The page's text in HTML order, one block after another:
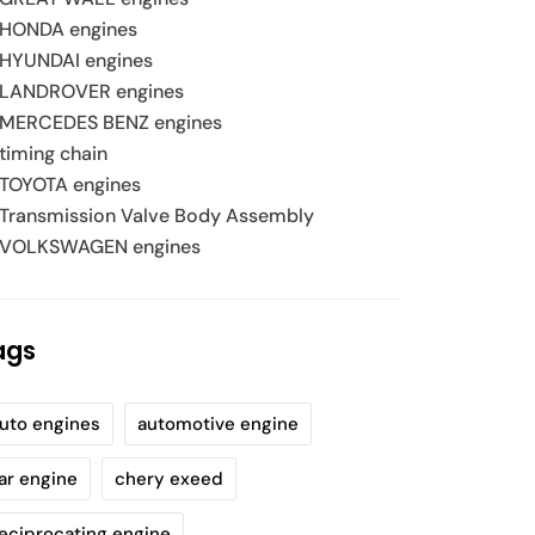
HONDA engines
HYUNDAI engines
LANDROVER engines
MERCEDES BENZ engines
timing chain
TOYOTA engines
Transmission Valve Body Assembly
VOLKSWAGEN engines
engines automotive engine
engine chery exeed